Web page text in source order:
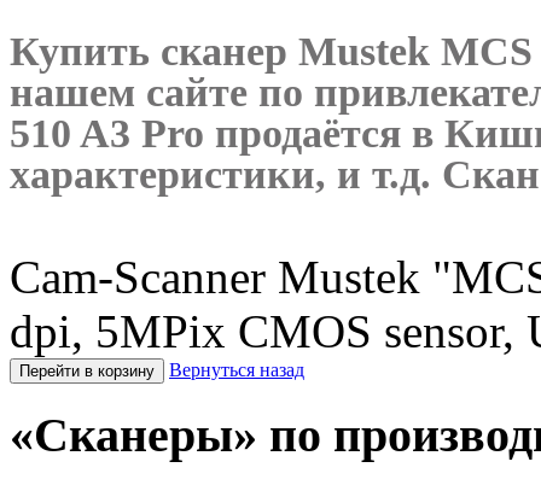
Купить сканер Mustek
нашем сайте по
510 A3 Pro продаётся в
характеристики, и т.д.
Cam-Scanner Mustek
dpi, 5MPix CMOS sensor,
Вернуться назад
«Сканеры» по